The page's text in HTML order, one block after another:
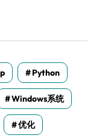
Python
Windows系统
优化